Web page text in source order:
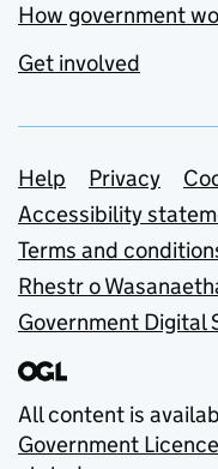
How government
Get involved
Support
Help Privacy
Accessibility
Terms and
Rhestr o
Government Digital
All content is
Government